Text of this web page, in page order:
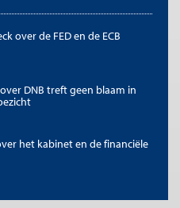
over de FED en de ECB
DNB treft geen blaam in
het kabinet en de financiële